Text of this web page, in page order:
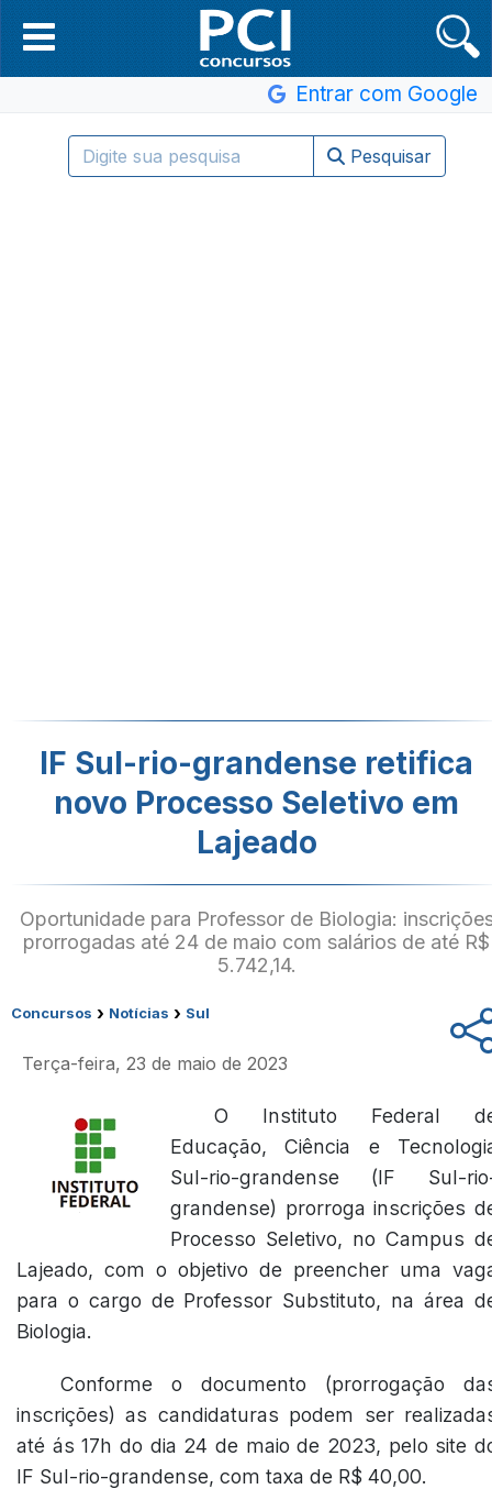
Entrar com Google
Pesquisar
IF Sul-rio-grandense retifica
novo Processo Seletivo em
Lajeado
Oportunidade para Professor de Biologia:
prorrogadas até 24 de maio com salários de até R$
5.742,14.
Concursos › Notícias › Sul
Terça-feira, 23 de maio de 2023
O Instituto Federal
Educação, Ciência e
Sul-rio-grandense (IF Sul-
grandense) prorroga inscrições
Processo Seletivo, no Campus
Lajeado, com o objetivo de preencher uma
para o cargo de Professor Substituto, na área
Biologia.
Conforme o documento (prorrogação
inscrições) as candidaturas podem ser
até ás 17h do dia 24 de maio de 2023, pelo site
IF Sul-rio-grandense, com taxa de R$ 40,00.